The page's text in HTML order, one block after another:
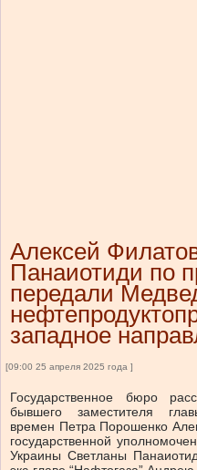
Алексей
Панаиотиди по
передали
западное
[09:00 25 апреля 2025 года ]
Государственное бюро
бывшего заместителя
времен Петра Порошенко
государственной
Украины Светланы